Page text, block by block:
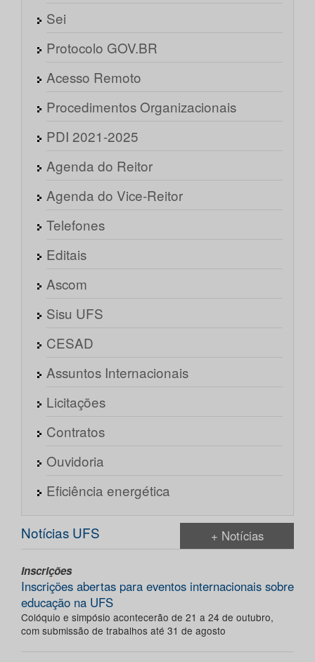
Sei
Protocolo GOV.BR
Acesso Remoto
Procedimentos Organizacionais
PDI 2021-2025
Agenda do Reitor
Agenda do Vice-Reitor
Telefones
Editais
Ascom
Sisu UFS
CESAD
Assuntos Internacionais
Licitações
Contratos
Ouvidoria
Eficiência energética
Notícias UFS + Notícias
Inscrições
Inscrições abertas para eventos internacionais sobre
educação na UFS
Colóquio e simpósio acontecerão de 21 a 24 de outubro,
com submissão de trabalhos até 31 de agosto